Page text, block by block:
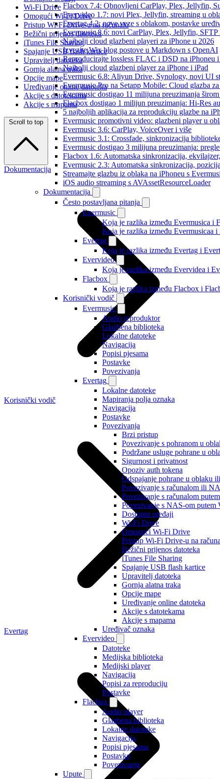
Flacbox 7.4: Obnovljeni CarPlay, Plex, Jellyfin,
Evervideo 1.7: novi Plex, Jellyfin, streaming u
Evertag 4.2: nove veze s oblakom, postavke
Evermusic 8.6: novi CarPlay, Plex, Jellyfin,
Najbolji cloud glazbeni playeri za iPhone u 2026
Izvezite Wix blog postove u Markdown s OpenAI
Reproducirajte lossless FLAC i DSD na iPhoneu
Najbolji cloud glazbeni player za iPhone i iPad
Evermusic 6.8: Aliyun Drive, Synology, novi UI
Evermusic Pro na Setapp Mobile: Cloud glazba
Evermusic dostigao 11 milijuna preuzimanja
Flacbox dostigao 1 milijun preuzimanja: Hi-Res
5 najboljih aplikacija za reprodukciju glazbe na
Evermusic promotivni video: glazbeni player u
Evermusic 3.6: CarPlay, VoiceOver i više
Evermusic 3.1: Crossfade, sinkronizacija
Evermusic dostigao 3 milijuna preuzimanja:
Flacbox 1.6: Automatska sinkronizacija,
Evermusic 2.3: Automatska sinkronizacija,
Streamajte glazbu iz oblaka na iPhoneu s
iOS audio streaming s AVAssetResourceLoader
Dokumentacija
Često postavljana pitanja
Evermusic
Koja je razlika između Evermusica i
Koja je razlika između Evermusicaa i
Evertag
Koja je razlika između Evertag i
Evervideo
Koja je razlika između Evervidea i
Flacbox
Koja je razlika između Flacbox i
Korisnički vodič
Evermusic
Audio reproduktor
Glazbena biblioteka
Lokalne datoteke
Navigacija
Popisi pjesama
Postavke
Povezivanja
Evertag
Lokalne datoteke
Mapiranja polja oznaka
Navigacija
Postavke
Povezivanja
Brzi pristup
Povezivanje s pohranom u
Podržane usluge pohrane u
Sigurnost i privatnost
Opoziv auth tokena
Odspajanje pohrane u oblaku
Povezivanje s računalom ili
Povezivanje s računalom
Povezivanje s NAS-om putem
Dostupni uređaji
Wi-Fi Drive
Omogući Wi-Fi Drive
Pristup Wi-Fi Drive-u na
Bežični prijenos datoteka
iTunes File Sharing
Spajanje USB flash kartice
Upravitelj datoteka
Gornja alatna traka
Opcije mape
Uređivanje online datoteka
Akcije s datotekama
Akcije s mapama
Uređivač oznaka
Evervideo
Datoteke
Medijska biblioteka
Medijski player
Navigacija
Popisi za reproduciju
Postavke
Flacbox
Audio player
Glazbena biblioteka
Lokalne datoteke
Navigacija
Popisi pjesama
Postavke
Povezivanja
Upute
Wi-Fi Drive
Omogući Wi-Fi Drive
Pristup Wi-Fi Drive-u na računalu
Bežični prijenos datoteka
iTunes File Sharing
Spajanje USB flash kartice
Upravitelj datoteka
Gornja alatna traka
Opcije mape
Uređivanje online datoteka
Akcije s datotekama
Akcije s mapama
Scroll to top
Dokumentacija
Korisnički vodič
Evertag